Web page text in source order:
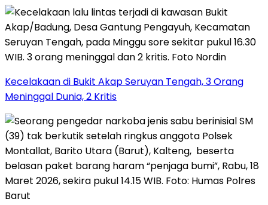
Kecelakaan di Bukit Akap Seruyan Tengah, 3 Orang
Meninggal Dunia, 2 Kritis